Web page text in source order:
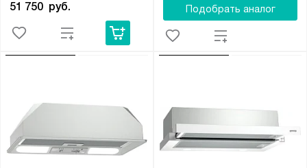
51 750 руб. Подобрать аналог